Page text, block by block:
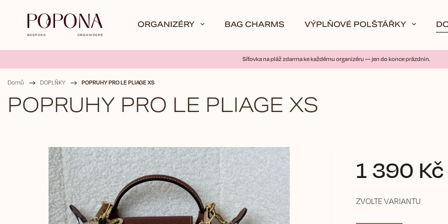
ORGANIZÉRY BAG CHARMS VÝPLŇOVÉ POLŠTÁŘKY
Síťovka na pláž zdarma ke každému organizéru — jen do konce prázdnin.
Domů / DOPLŇKY / POPRUHY PRO LE PLIAGE XS
POPRUHY PRO LE PLIAGE XS
1 390 Kč
ZVOLTE VARIANTU